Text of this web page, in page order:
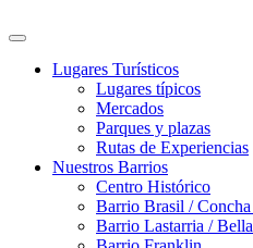
Lugares Turísticos
Lugares tí­picos
Mercados
Parques y plazas
Rutas de Experiencias
Nuestros Barrios
Centro Histórico
Barrio Brasil /
Barrio Lastarria /